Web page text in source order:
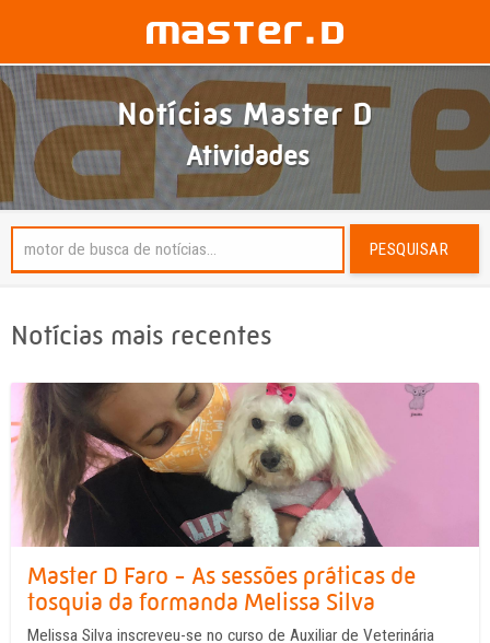
Notícias Master D
Atividades
PESQUISAR
Notícias mais recentes
Master D Faro - As sessões práticas de
tosquia da formanda Melissa Silva
Melissa Silva inscreveu-se no curso de Auxiliar de Veterinária